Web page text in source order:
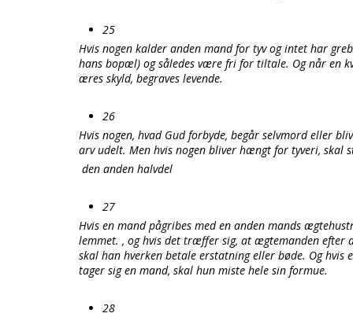
25
Hvis nogen kalder anden mand for tyv og intet har
hans bopæl) og således være fri for tiltale. Og når en
æres skyld, begraves levende.
26
Hvis nogen, hvad Gud forbyde, begår selvmord eller
arv udelt. Men hvis nogen bliver hængt for tyveri, skal
den anden halvdel
27
Hvis en mand pågribes med en anden mands
lemmet. , og hvis det træffer sig, at ægtemanden efter
skal han hverken betale erstatning eller bøde. Og
tager sig en mand, skal hun miste hele sin formue.
28